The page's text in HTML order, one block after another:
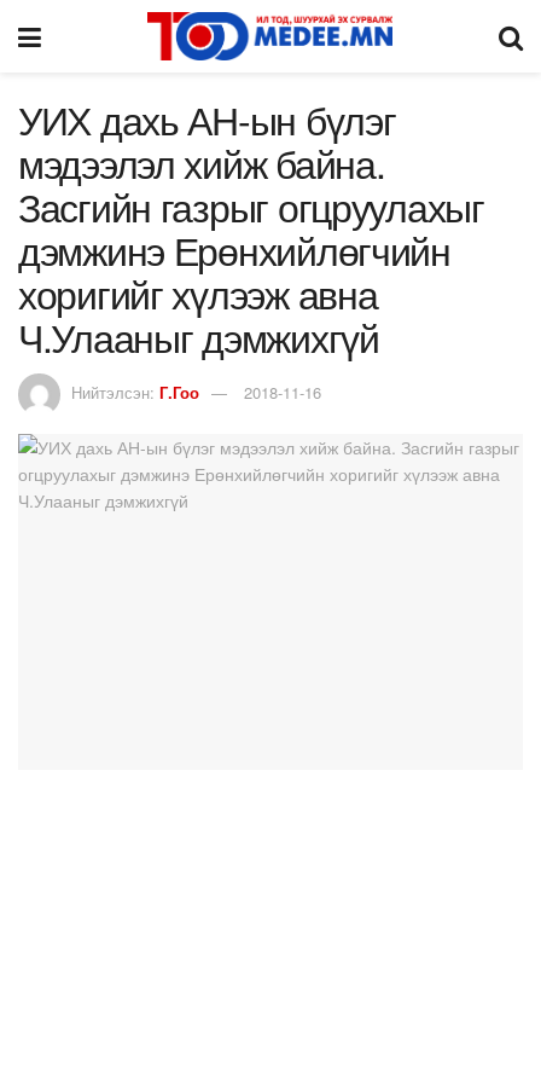
УИХ дахь АН-ын бүлэг
мэдээлэл хийж байна.
Засгийн газрыг огцруулахыг
дэмжинэ Ерөнхийлөгчийн
хоригийг хүлээж авна
Ч.Улааныг дэмжихгүй
Нийтэлсэн: Г.Гоо 2018-11-16